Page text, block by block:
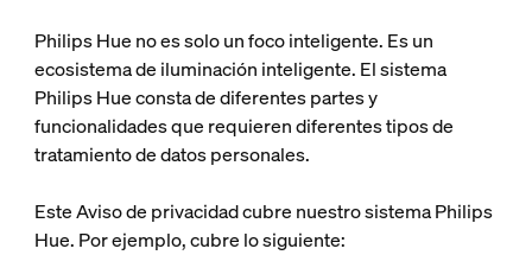
Philips Hue no es solo un foco inteligente. Es un
ecosistema de iluminación inteligente. El sistema
Philips Hue consta de diferentes partes y
funcionalidades que requieren diferentes tipos de
tratamiento de datos personales.
Este Aviso de privacidad cubre nuestro sistema Philips
Hue. Por ejemplo, cubre lo siguiente: